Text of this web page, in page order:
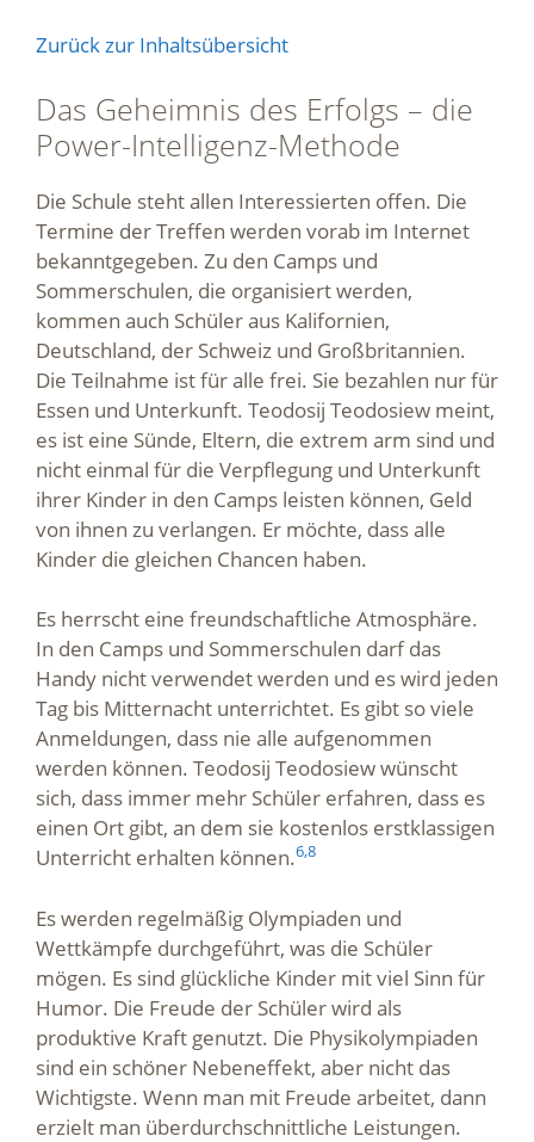
Zurück zur Inhaltsübersicht
Das Geheimnis des Erfolgs – die
Power-Intelligenz-Methode
Die Schule steht allen Interessierten offen. Die
Termine der Treffen werden vorab im Internet
bekanntgegeben. Zu den Camps und
Sommerschulen, die organisiert werden,
kommen auch Schüler aus Kalifornien,
Deutschland, der Schweiz und Großbritannien.
Die Teilnahme ist für alle frei. Sie bezahlen nur für
Essen und Unterkunft. Teodosij Teodosiew meint,
es ist eine Sünde, Eltern, die extrem arm sind und
nicht einmal für die Verpflegung und Unterkunft
ihrer Kinder in den Camps leisten können, Geld
von ihnen zu verlangen. Er möchte, dass alle
Kinder die gleichen Chancen haben.
Es herrscht eine freundschaftliche Atmosphäre.
In den Camps und Sommerschulen darf das
Handy nicht verwendet werden und es wird jeden
Tag bis Mitternacht unterrichtet. Es gibt so viele
Anmeldungen, dass nie alle aufgenommen
werden können. Teodosij Teodosiew wünscht
sich, dass immer mehr Schüler erfahren, dass es
einen Ort gibt, an dem sie kostenlos erstklassigen
Unterricht erhalten können.6,8
Es werden regelmäßig Olympiaden und
Wettkämpfe durchgeführt, was die Schüler
mögen. Es sind glückliche Kinder mit viel Sinn für
Humor. Die Freude der Schüler wird als
produktive Kraft genutzt. Die Physikolympiaden
sind ein schöner Nebeneffekt, aber nicht das
Wichtigste. Wenn man mit Freude arbeitet, dann
erzielt man überdurchschnittliche Leistungen.